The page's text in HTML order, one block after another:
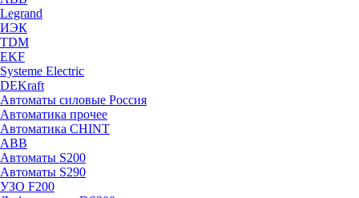
Legrand
ИЭК
TDM
EKF
Systeme Electric
DEKraft
Автоматы силовые Россия
Автоматика прочее
Автоматика CHINT
ABB
Автоматы S200
Автоматы S290
УЗО F200